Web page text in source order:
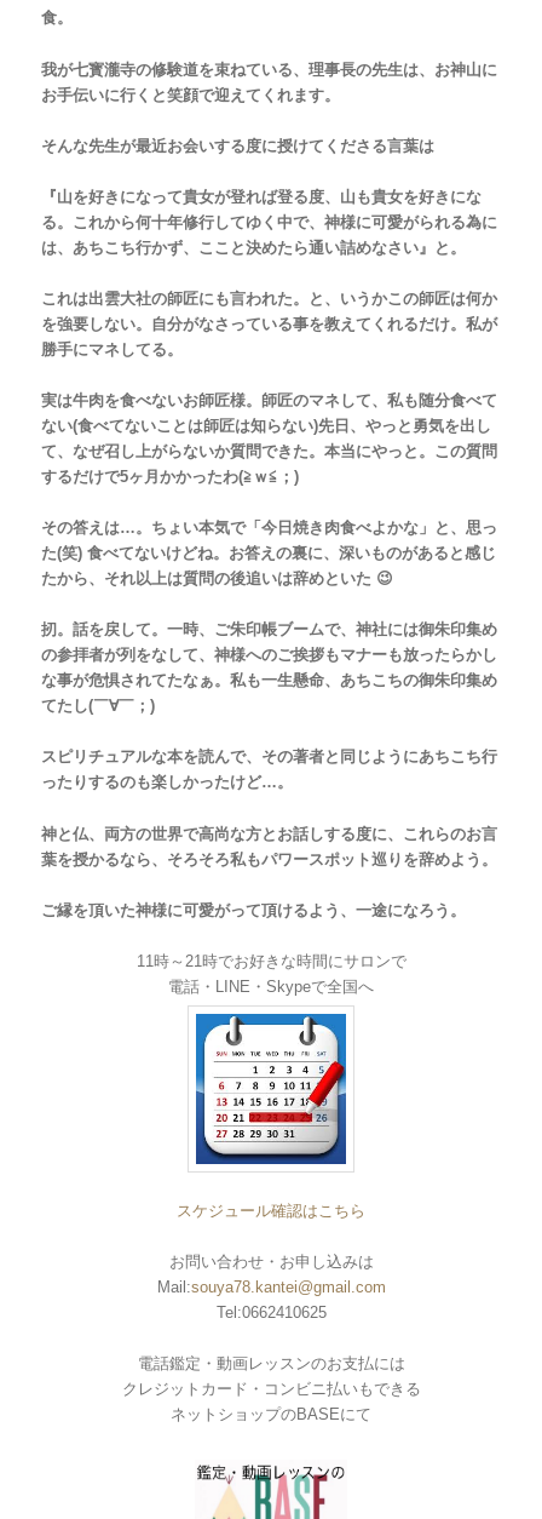
食。
我が七寳瀧寺の修験道を束ねている、理事長の先生は、お神山に
お手伝いに行くと笑顔で迎えてくれます。
そんな先生が最近お会いする度に授けてくださる言葉は
『山を好きになって貴女が登れば登る度、山も貴女を好きにな
る。これから何十年修行してゆく中で、神様に可愛がられる為に
は、あちこち行かず、ここと決めたら通い詰めなさい』と。
これは出雲大社の師匠にも言われた。と、いうかこの師匠は何か
を強要しない。自分がなさっている事を教えてくれるだけ。私が
勝手にマネしてる。
実は牛肉を食べないお師匠様。師匠のマネして、私も随分食べて
ない(食べてないことは師匠は知らない)先日、やっと勇気を出し
て、なぜ召し上がらないか質問できた。本当にやっと。この質問
するだけで5ヶ月かかったわ(≧ｗ≦；)
その答えは…。ちょい本気で「今日焼き肉食べよかな」と、思っ
た(笑) 食べてないけどね。お答えの裏に、深いものがあると感じ
たから、それ以上は質問の後追いは辞めといた 😉
扨。話を戻して。一時、ご朱印帳ブームで、神社には御朱印集め
の参拝者が列をなして、神様へのご挨拶もマナーも放ったらかし
な事が危惧されてたなぁ。私も一生懸命、あちこちの御朱印集め
てたし(￣∀￣；)
スピリチュアルな本を読んで、その著者と同じようにあちこち行
ったりするのも楽しかったけど…。
神と仏、両方の世界で高尚な方とお話しする度に、これらのお言
葉を授かるなら、そろそろ私もパワースポット巡りを辞めよう。
ご縁を頂いた神様に可愛がって頂けるよう、一途になろう。
11時～21時でお好きな時間にサロンで
電話・LINE・Skypeで全国へ
スケジュール確認はこちら
お問い合わせ・お申し込みは
Mail:souya78.kantei@gmail.com
Tel:0662410625
電話鑑定・動画レッスンのお支払には
クレジットカード・コンビニ払いもできる
ネットショップのBASEにて